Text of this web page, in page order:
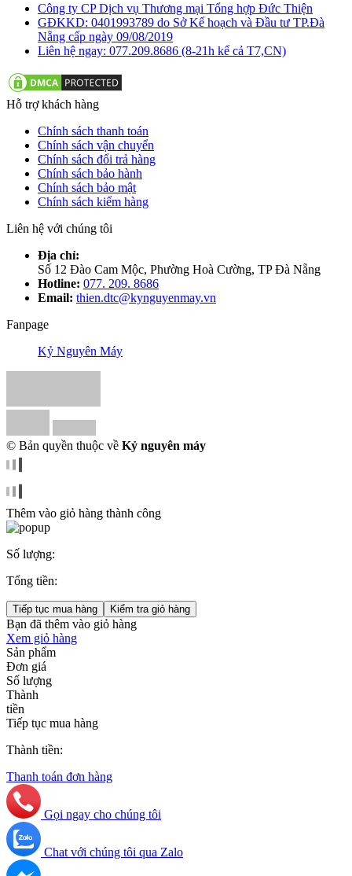
Công ty CP Dịch vụ Thương mại Tổng hợp Đức Thiện
GĐKKD: 0401993789 do Sở Kế hoạch và Đầu tư TP.Đà
Nẵng cấp ngày 09/08/2019
Liên hệ ngay: 077.209.8686 (8-21h kể cả T7,CN)
Hỗ trợ khách hàng
Chính sách thanh toán
Chính sách vận chuyển
Chính sách đổi trả hàng
Chính sách bảo hành
Chính sách bảo mật
Chính sách kiểm hàng
Liên hệ với chúng tôi
Địa chỉ:
Số 12 Đào Cam Mộc, Phường Hoà Cường, TP Đà Nẵng
Hotline: 077. 209. 8686
Email: thien.dtc@kynguyenmay.vn
Fanpage
Kỷ Nguyên Máy
© Bản quyền thuộc về Kỷ nguyên máy
Thêm vào giỏ hàng thành công
Số lượng:
Tổng tiền:
Tiếp tục mua hàng Kiểm tra giỏ hàng
Bạn đã thêm vào giỏ hàng
Xem giỏ hàng
Sản phẩm
Đơn giá
Số lượng
Thành
tiền
Tiếp tục mua hàng
Thành tiền:
Thanh toán đơn hàng
Gọi ngay cho chúng tôi
Chat với chúng tôi qua Zalo